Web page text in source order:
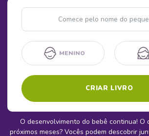
Nome
MENINO
CRIAR LIVRO
O desenvolvimento do bebê continua! O
próximos meses? Vocês podem descobrir